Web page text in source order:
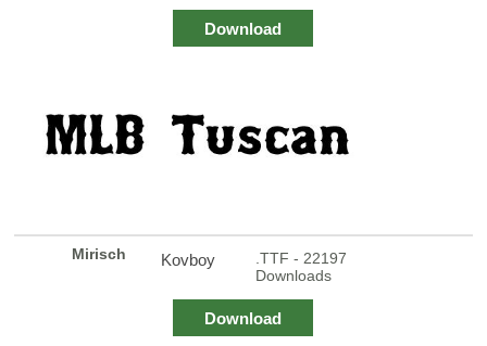
Download
Mirisch Kovboy
.TTF - 22197
Downloads
Download